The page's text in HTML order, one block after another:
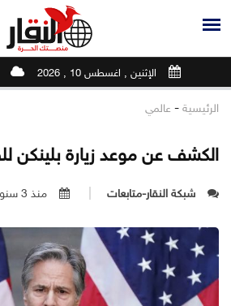
الإثنين , اغسطس 10 , 2026
الرئيسية - عالمي
الكشف عن موعد زيارة بلينكن
شبكة النقار-متابعات منذ 3 سنوات